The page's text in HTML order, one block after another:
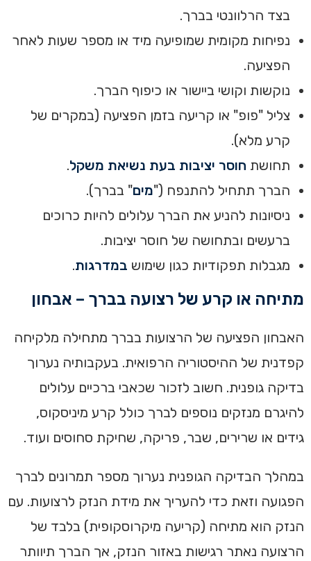
בצד הרלוונטי בברך.
נפיחות מקומית שמופיעה מיד או מספר שעות לאחר
הפציעה.
נוקשות וקושי ביישור או כיפוף הברך.
צליל "פופ" או קריעה בזמן הפציעה (במקרים של
קרע מלא).
תחושת חוסר יציבות בעת נשיאת משקל.
הברך תתחיל להתנפח ("מים" בברך).
ניסיונות להניע את הברך עלולים להיות כרוכים
ברעשים ובתחושה של חוסר יציבות.
מגבלות תפקודיות כגון שימוש במדרגות.
מתיחה או קרע של רצועה בברך – אבחון
האבחון הפציעה של הרצועות בברך מתחילה מלקיחה
קפדנית של ההיסטוריה הרפואית. בעקבותיה נערוך
בדיקה גופנית. חשוב לזכור שכאבי ברכיים עלולים
להיגרם מנזקים נוספים לברך כולל קרע מיניסקוס,
גידים או שרירים, שבר, פריקה, שחיקת סחוסים ועוד.
במהלך הבדיקה הגופנית נערוך מספר תמרונים לברך
הפגועה וזאת כדי להעריך את מידת הנזק לרצועות. עם
הנזק הוא מתיחה (קריעה מיקרוסקופית) בלבד של
הרצועה נאתר רגישות באזור הנזק, אך הברך תיוותר